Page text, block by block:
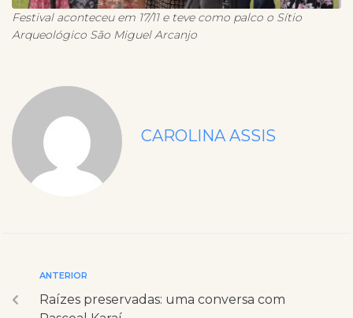
Festival aconteceu em 17/11 e teve como palco o Sítio
Arqueológico São Miguel Arcanjo
CAROLINA ASSIS
ANTERIOR
Raízes preservadas: uma conversa com